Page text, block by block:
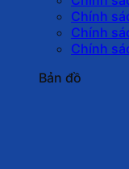
Chính
Chính
Chính
Bản đồ